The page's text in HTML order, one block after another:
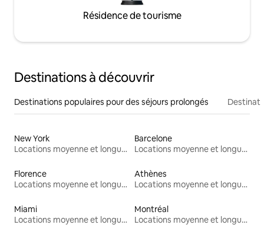
Résidence de tourisme
Destinations à découvrir
Destinations populaires pour des séjours prolongés
New York
Locations moyenne et longue durée
Barcelone
Locations moyenne et longue durée
Florence
Locations moyenne et longue durée
Athènes
Locations moyenne et longue durée
Miami
Locations moyenne et longue durée
Montréal
Locations moyenne et longue durée